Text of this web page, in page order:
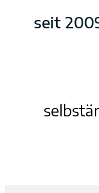
seit